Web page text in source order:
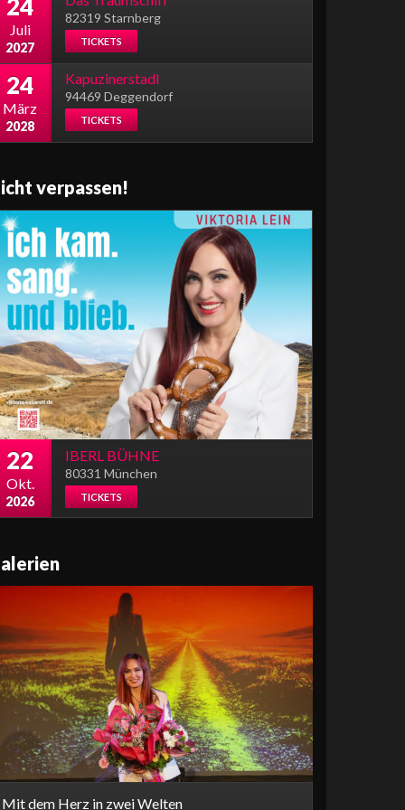
24
Juli
2027
82319 Starnberg
TICKETS
24
März
2028
Kapuzinerstadl
94469 Deggendorf
TICKETS
verpassen!
22
Okt.
2026
IBERL BÜHNE
80331 München
TICKETS
Mit dem Herz in zwei Welten